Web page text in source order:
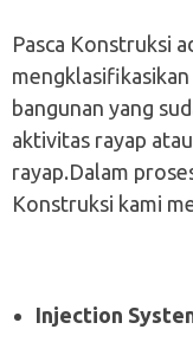
Pasca Konstruksi
bangunan yang
aktivitas rayap
rayap.Dalam
Konstruksi kami
Injection